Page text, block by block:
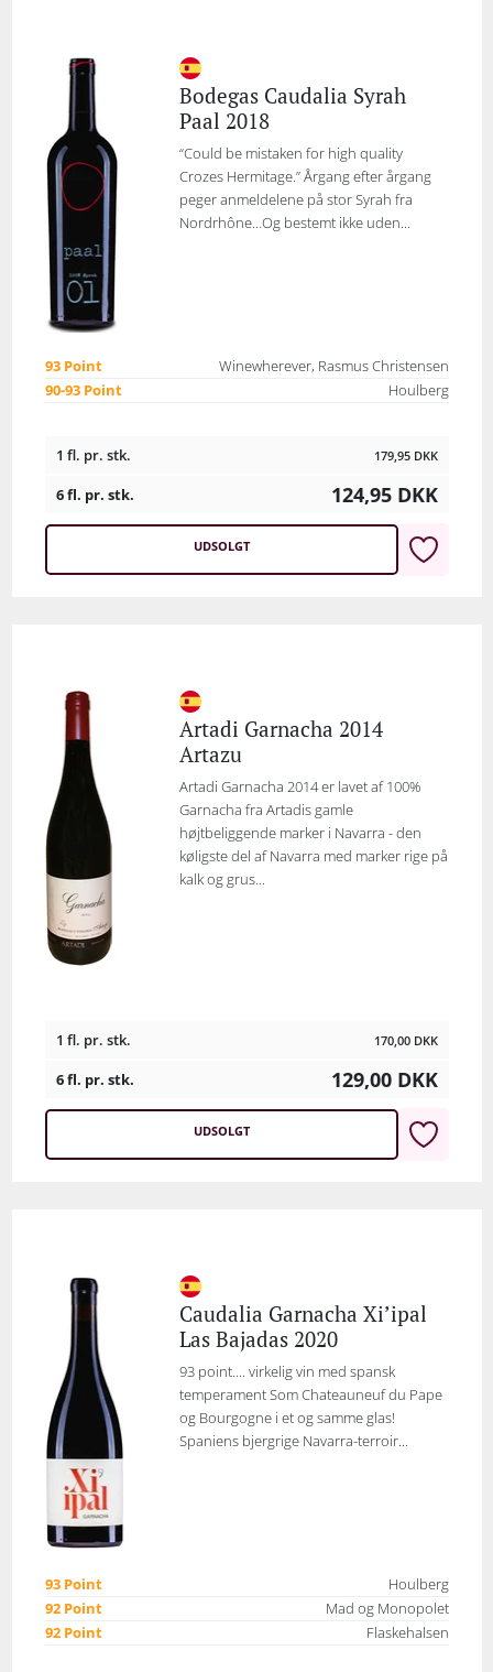
Bodegas Caudalia Syrah
Paal 2018
“Could be mistaken for high quality
Crozes Hermitage.” Årgang efter årgang
peger anmeldelene på stor Syrah fra
Nordrhône…Og bestemt ikke uden...
93 Point
Winewherever, Rasmus Christensen
90-93 Point
Houlberg
1 fl. pr. stk. 179,95 DKK
6 fl. pr. stk. 124,95 DKK
UDSOLGT
Artadi Garnacha 2014
Artazu
Artadi Garnacha 2014 er lavet af 100%
Garnacha fra Artadis gamle
højtbeliggende marker i Navarra - den
køligste del af Navarra med marker rige på
kalk og grus...
1 fl. pr. stk. 170,00 DKK
6 fl. pr. stk. 129,00 DKK
UDSOLGT
Caudalia Garnacha Xi’ipal
Las Bajadas 2020
93 point.... virkelig vin med spansk
temperament Som Chateauneuf du Pape
og Bourgogne i et og samme glas!
Spaniens bjergrige Navarra-terroir...
93 Point
Houlberg
92 Point
Mad og Monopolet
92 Point
Flaskehalsen